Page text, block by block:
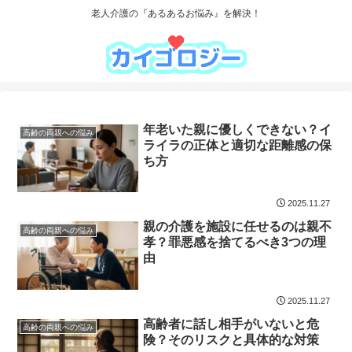
老人介護の『あるあるお悩み』を解決！
高齢の両親への悩み
年老いた親に優しくできない？イ
ライラの正体と適切な距離感の保
ち方
2025.11.27
高齢の両親への悩み
親の介護を施設に任せるのは親不
孝？罪悪感を捨てるべき3つの理
由
2025.11.27
高齢の両親への悩み
高齢者に話し相手がいないと危
険？そのリスクと具体的な対策